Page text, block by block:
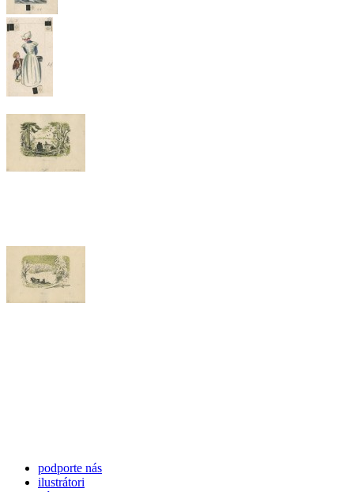
podporte nás
ilustrátori